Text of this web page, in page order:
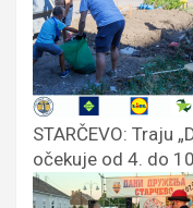
STARČEVO: Traju
očekuje od 4. do